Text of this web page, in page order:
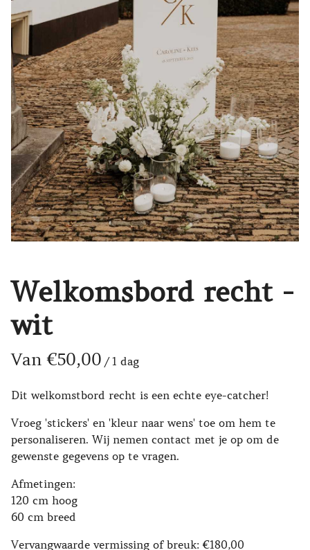
Welkomsbord recht -
wit
/
Dit welkomstbord recht is een echte eye-catcher!
Vroeg 'stickers' en 'kleur naar wens' toe om hem te
personaliseren. Wij nemen contact met je op om de
gewenste gegevens op te vragen.
Afmetingen:
120 cm hoog
60 cm breed
Vervangwaarde vermissing of breuk: €180,00